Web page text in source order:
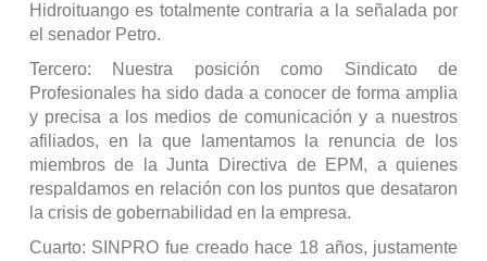
Hidroituango es totalmente contraria a la señalada por
el senador Petro.
Tercero: Nuestra posición como Sindicato de
Profesionales ha sido dada a conocer de forma amplia
y precisa a los medios de comunicación y a nuestros
afiliados, en la que lamentamos la renuncia de los
miembros de la Junta Directiva de EPM, a quienes
respaldamos en relación con los puntos que desataron
la crisis de gobernabilidad en la empresa.
Cuarto: SINPRO fue creado hace 18 años, justamente